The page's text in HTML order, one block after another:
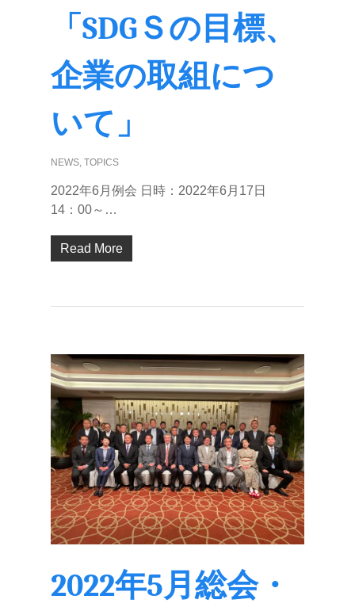
「SDGＳの目標、
企業の取組につ
いて」
NEWS, TOPICS
2022年6月例会 日時：2022年6月17日
14：00～…
Read More
2022年5月総会・